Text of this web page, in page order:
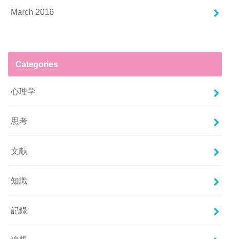
March 2016
Categories
心理学
思考
文献
知識
記録